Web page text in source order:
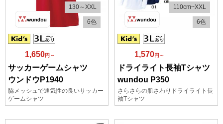
6色
130～XXL
1,650円～
サッカーゲームシャツ
ウンドウP1940
脇メッシュで通気性の良いサッカー
ゲームシャツ
6色
110cm~XXL
1,570円～
ドライライト長袖Tシャツ
wundou P350
さらさらの肌さわりドライライト長
袖Tシャツ